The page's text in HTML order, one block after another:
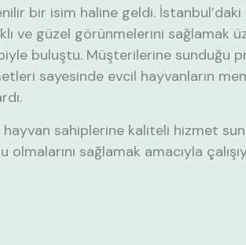
bir isim haline geldi.
ve güzel görünmelerini sağlamak
buluştu. Müşterilerine sunduğu
sayesinde evcil hayvanların
hayvan sahiplerine kaliteli hizmet
olmalarını sağlamak amacıyla